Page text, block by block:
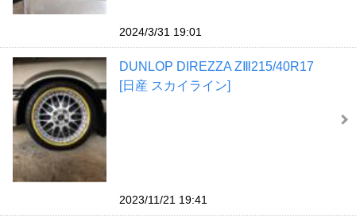
2024/3/31 19:01
DUNLOP DIREZZA ZⅢ215/40R17
[日産 スカイライン]
2023/11/21 19:41